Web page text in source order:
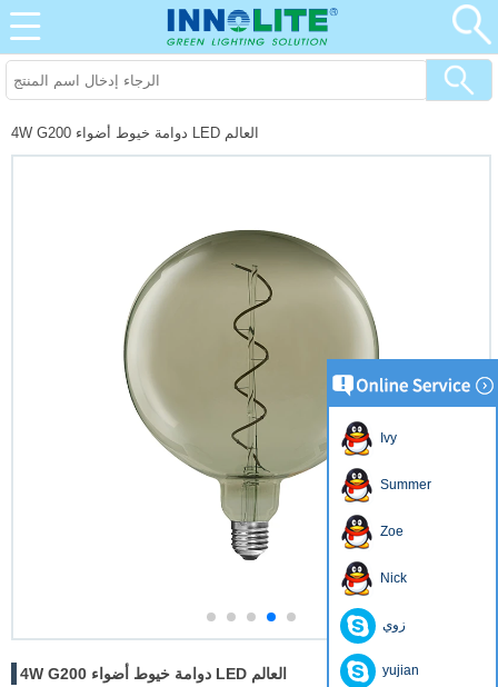
4W G200 دوامة خيوط أضواء LED العالم
4W G200 دوامة خيوط أضواء LED العالم
Ivy
Summer
Zoe
Nick
زوي
yujian